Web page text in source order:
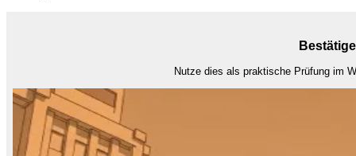
Nutze dies als praktische Prüfung im